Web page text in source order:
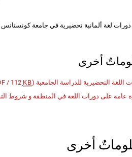
دورات لغة ألمانية تحضيرية في جامعة كونستانس
أخرى
اللغة التحضيرية للدراسة الجامعية (PDF / 112
KB
عامة على دورات اللغة في المنطقة و شروط
أخرى